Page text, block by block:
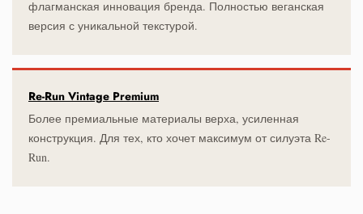
флагманская инновация бренда. Полностью веганская
версия с уникальной текстурой.
Re-Run Vintage Premium
Более премиальные материалы верха, усиленная
конструкция. Для тех, кто хочет максимум от силуэта Re-
Run.